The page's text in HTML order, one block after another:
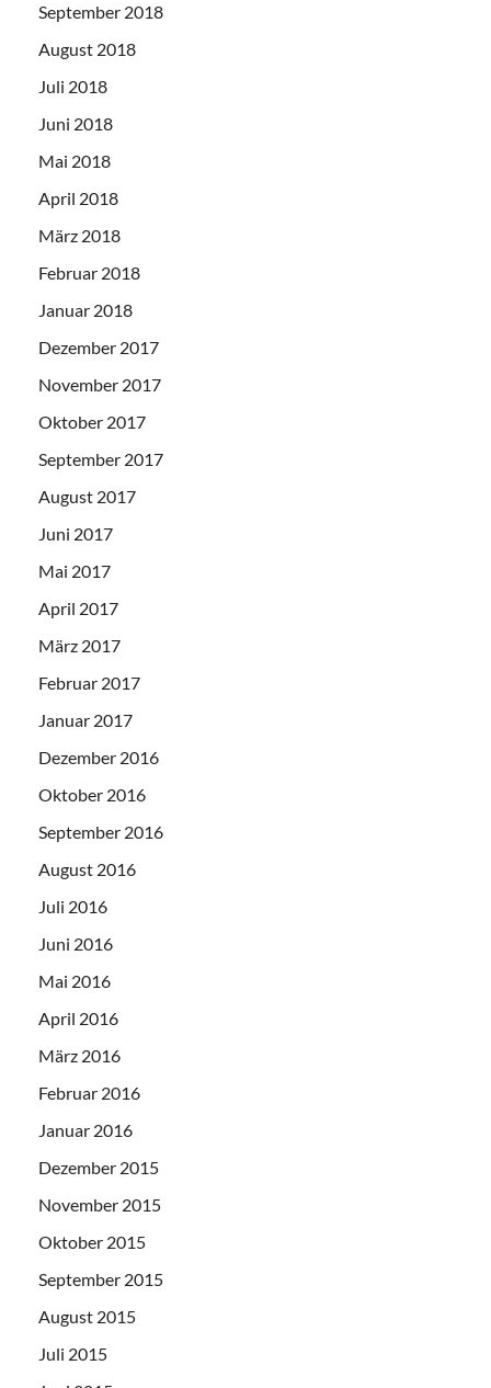
September 2018
August 2018
Juli 2018
Juni 2018
Mai 2018
April 2018
März 2018
Februar 2018
Januar 2018
Dezember 2017
November 2017
Oktober 2017
September 2017
August 2017
Juni 2017
Mai 2017
April 2017
März 2017
Februar 2017
Januar 2017
Dezember 2016
Oktober 2016
September 2016
August 2016
Juli 2016
Juni 2016
Mai 2016
April 2016
März 2016
Februar 2016
Januar 2016
Dezember 2015
November 2015
Oktober 2015
September 2015
August 2015
Juli 2015